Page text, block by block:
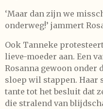
‘Maar dan zijn we
onderweg!’ jammert
Ook Tanneke
lieve-moeder aan. Een
Rosanna gewoon onder
sloep wil stappen. Haar
tante tot het besluit dat
die stralend van